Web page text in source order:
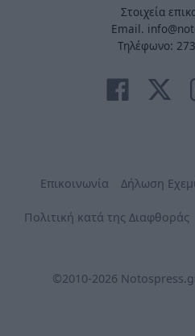
Στοιχεία
Email.
Τηλέφωνο:
Επικοινωνία Δήλωση
Πολιτική κατά της Διαφθοράς
©2010-2026